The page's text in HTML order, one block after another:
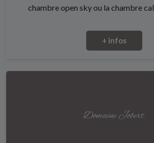
chambre open sky ou la chambre
+ infos